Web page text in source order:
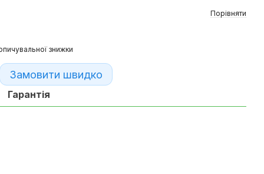
Порівняти
знижки
Замовити швидко
Гарантія